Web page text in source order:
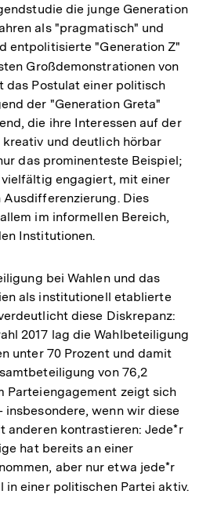
die junge Generation
als "pragmatisch" und
entpolitisierte "Generation Z"
Großdemonstrationen von
das Postulat einer politisch
der "Generation Greta"
die ihre Interessen auf der
und deutlich hörbar
das prominenteste Beispiel;
engagiert, mit einer
Dies
im informellen Bereich,
Institutionen.
bei Wahlen und das
als institutionell etablierte
diese Diskrepanz:
2017 lag die Wahlbeteiligung
unter 70 Prozent und damit
von 76,2
Parteiengagement zeigt sich
wenn wir diese
anderen kontrastieren: Jede*r
hat bereits an einer
aber nur etwa jede*r
in einer politischen Partei aktiv.